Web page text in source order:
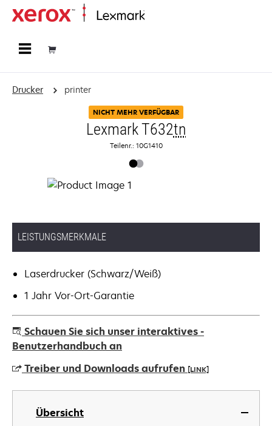
Drucker printer
NICHT MEHR VERFÜGBAR
Lexmark T632tn
Teilenr.: 10G1410
LEISTUNGSMERKMALE
Laserdrucker (Schwarz/Weiß)
1 Jahr Vor-Ort-Garantie
Schauen Sie sich unser interaktives -
Benutzerhandbuch an
Treiber und Downloads aufrufen [LINK]
wird
einerÜbersicht